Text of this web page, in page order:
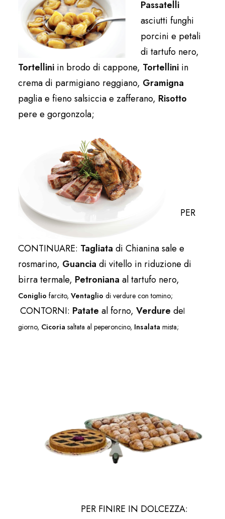
Passatelli
asciutti funghi
porcini e petali
di tartufo nero,
Tortellini in brodo di cappone, Tortellini in
crema di parmigiano reggiano, Gramigna
paglia e fieno salsiccia e zafferano, Risotto
pere e gorgonzola;
PER
CONTINUARE: Tagliata di Chianina sale e
rosmarino, Guancia di vitello in riduzione di
birra termale, Petroniana al tartufo nero,
Coniglio farcito, Ventaglio di verdure con tomino;
CONTORNI: Patate al forno, Verdure del
giorno, Cicoria saltata al peperoncino, Insalata mista;
PER FINIRE IN DOLCEZZA: